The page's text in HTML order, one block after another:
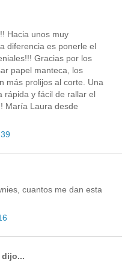
Hacia unos muy
diferencia es ponerle el
Gracias por los
papel manteca, los
más prolijos al corte. Una
rápida y fácil de rallar el
María Laura desde
cuantos me dan esta
dijo...